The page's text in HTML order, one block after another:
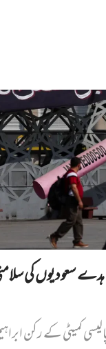
سعودیوں کی
کمیٹی کے رکن